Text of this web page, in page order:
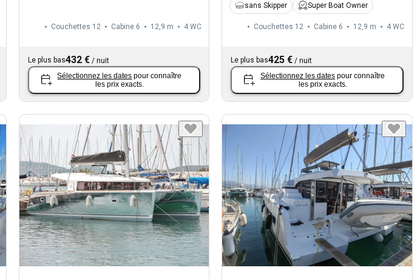
Couchettes 12 Cabine 6 12,9 m 4 WC
Le plus bas432 €/ nuit
Sélectionnez les dates pour connaître
les prix exacts.
sans Skipper Super Boat Owner
Couchettes 12 Cabine 6 12,9 m 4 WC
Le plus bas425 € /nuit
Sélectionnez les dates pour connaître
les prix exacts.